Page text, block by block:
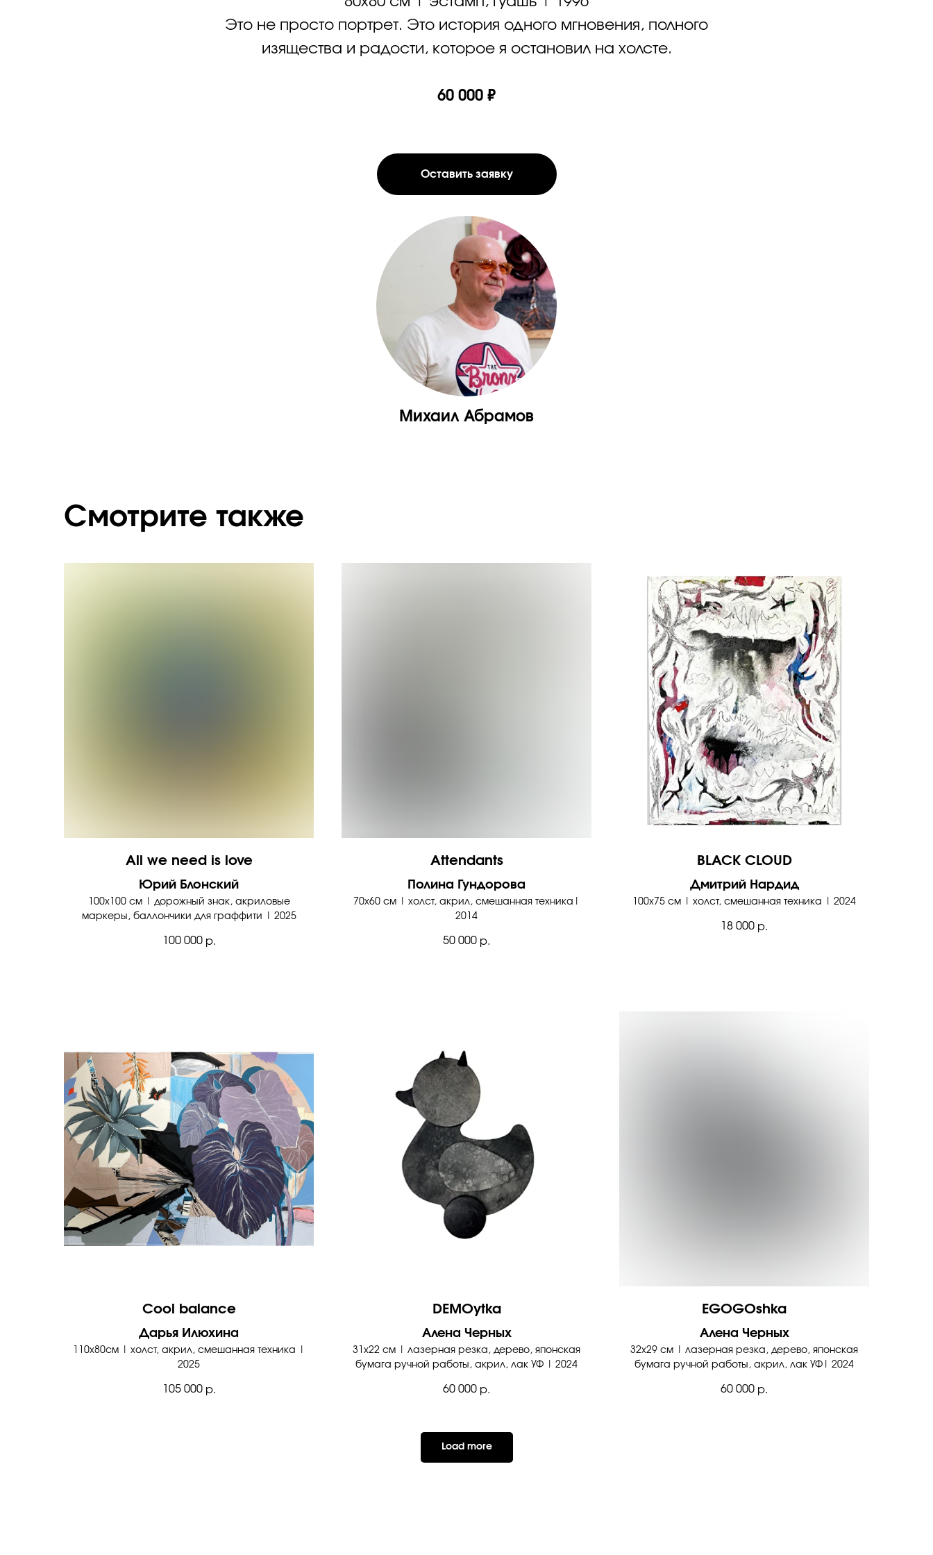
Это не просто портрет. Это история одного мгновения, полного
изящества и радости, которое я остановил на холсте.
60 000 ₽
Оставить заявку
Михаил Абрамов
Смотрите также
All we need is love
Юрий Блонский
100х100 см | дорожный знак, акриловые
маркеры, баллончики для граффити | 2025
100 000 р.
Attendants
Полина Гундорова
70х60 см | холст, акрил, смешанная техника|
2014
50 000 р.
BLACK CLOUD
Дмитрий Нардид
100х75 см | холст, смешанная техника | 2024
18 000 р.
Cool balance
Дарья Илюхина
110х80см | холст, акрил, смешанная техника |
2025
105 000 р.
DEMOytka
Алена Черных
31х22 см | лазерная резка, дерево, японская
бумага ручной работы, акрил, лак УФ | 2024
60 000 р.
EGOGOshka
Алена Черных
32х29 см | лазерная резка, дерево, японская
бумага ручной работы, акрил, лак УФ| 2024
60 000 р.
Load more